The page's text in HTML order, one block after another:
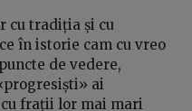
cu tradiția și cu
în istorie cam cu vreo
de vedere,
ai
frații lor mai mari